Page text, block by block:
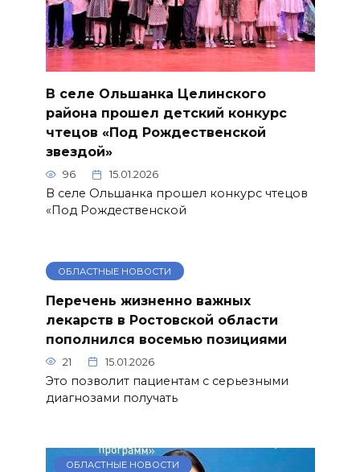
В селе Ольшанка Целинского
района прошел детский конкурс
чтецов «Под Рождественской
звездой»
96 15.01.2026
В селе Ольшанка прошел конкурс чтецов
«Под Рождественской
ОБЛАСТНЫЕ НОВОСТИ
Перечень жизненно важных
лекарств в Ростовской области
пополнился восемью позициями
21 15.01.2026
Это позволит пациентам с серьезными
диагнозами получать
ОБЛАСТНЫЕ НОВОСТИ